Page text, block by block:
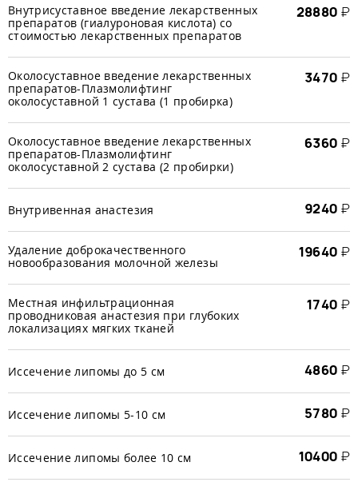
Внутрисуставное введение лекарственных
препаратов (гиалуроновая кислота) со
стоимостью лекарственных препаратов
28880 ₽
Околосуставное введение лекарственных
препаратов-Плазмолифтинг
околосуставной 1 сустава (1 пробирка)
3470 ₽
Околосуставное введение лекарственных
препаратов-Плазмолифтинг
околосуставной 2 сустава (2 пробирки)
6360 ₽
Внутривенная анастезия 9240 ₽
Удаление доброкачественного
новообразования молочной железы
19640 ₽
Местная инфильтрационная
проводниковая анастезия при глубоких
локализациях мягких тканей
1740 ₽
Иссечение липомы до 5 см 4860 ₽
Иссечение липомы 5-10 см 5780 ₽
Иссечение липомы более 10 см 10400 ₽